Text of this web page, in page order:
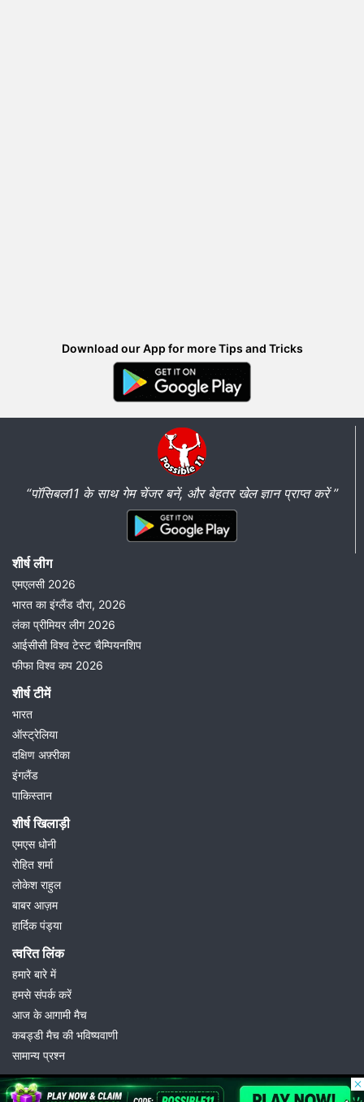
Download our App for more Tips and Tricks
“पॉसिबल11 के साथ गेम चेंजर बनें, और बेहतर खेल ज्ञान प्राप्त करें ”
शीर्ष लीग
एमएलसी 2026
भारत का इंग्लैंड दौरा, 2026
लंका प्रीमियर लीग 2026
आईसीसी विश्व टेस्ट चैम्पियनशिप
फीफा विश्व कप 2026
शीर्ष टीमें
भारत
ऑस्ट्रेलिया
दक्षिण अफ़्रीका
इंगलैंड
पाकिस्तान
शीर्ष खिलाड़ी
एमएस धोनी
रोहित शर्मा
लोकेश राहुल
बाबर आज़म
हार्दिक पंड्या
त्वरित लिंक
हमारे बारे में
हमसे संपर्क करें
आज के आगामी मैच
कबड्डी मैच की भविष्यवाणी
सामान्य प्रश्न
© 2026 Possible11